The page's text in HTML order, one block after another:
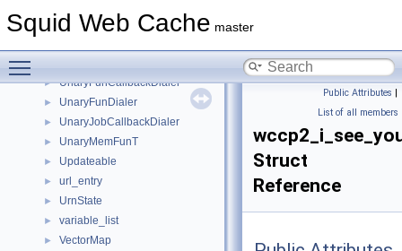
Squid Web Cache master
unary_function
► UnaryFunCallbackDialer
► UnaryFunDialer
► UnaryJobCallbackDialer
► UnaryMemFunT
► Updateable
► url_entry
► UrnState
► variable_list
► VectorMap
Public Attributes |
List of all members
Struct
Reference